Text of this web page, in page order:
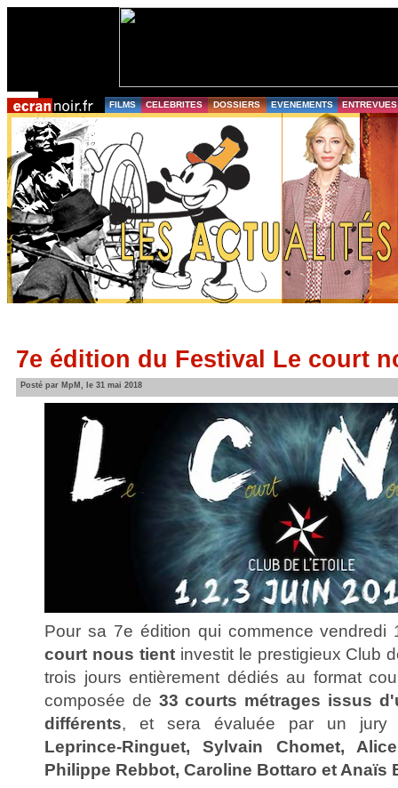
FILMS CELEBRITES DOSSIERS EVENEMENTS ENTREVUES
7e édition du Festival Le court
Posté par MpM, le 31 mai 2018
Pour sa 7e édition qui commence
court nous tient investit le prestigieux Club
trois jours entièrement dédiés au format
composée de 33 courts métrages issus
différents, et sera évaluée par un jury
Leprince-Ringuet, Sylvain Chomet,
Philippe Rebbot, Caroline Bottaro et Anaïs